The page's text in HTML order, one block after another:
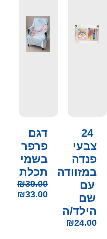
24
צבעי
פנדה
במזוודה
עם
שם
הילד/ה
₪24.00
דגם
פרפר
בשמי
תכלת
₪39.00
₪33.00